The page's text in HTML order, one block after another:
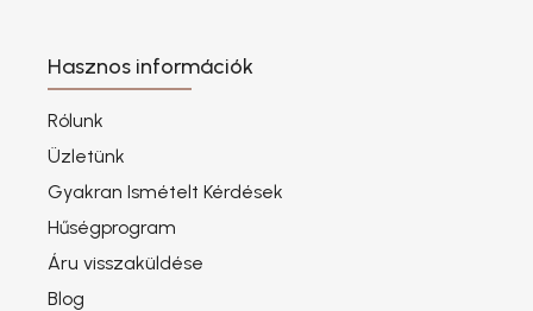
Hasznos információk
Rólunk
Üzletünk
Gyakran Ismételt Kérdések
Hűségprogram
Áru visszaküldése
Blog